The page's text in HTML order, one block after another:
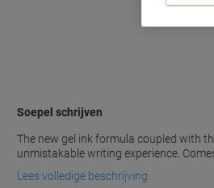
Lees volledige beschrijving
Milieu-eisen